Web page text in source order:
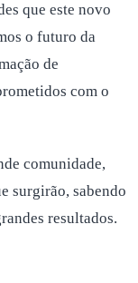
que este novo
o futuro da
de
com o
comunidade,
surgirão, sabendo
resultados.